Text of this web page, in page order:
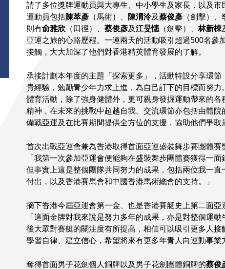
請了多位獎牌運動員與大專生、中小學生及家長，以及
運動員包括陳萃彥 （馬術）、 陳渭泠及蔡俊彥 （劍擊）、
則有俞雅欣 （田徑）、 蔡俊彥及江旻憓 （劍擊）、林新棟
亞運之旅的心路歷程。一連兩天的活動吸引超過500名參
接觸，大大加深了他們對香港精英體育發展的了解。
承接計劃本年度的主題「探索更多」，活動特設分享環
貴經驗，勉勵青少年力求上進，為自己訂下的目標而努
體育活動，除了強身健體外，更可親身發掘運動帶來的
精神，在未來的挑戰中超越自我。交流環節亦包括由體
備戰亞運及在比賽期間提供全方位的支援，協助他們爭取
首次出戰亞運會兼為香港取得首面亞運盛裝舞步賽團體賽
「我第一次參加亞運會便能夠在盛裝舞步團體賽獲得一面
但事實上這是整個團隊共同努力的成果，包括兩位我一直
付出，以及香港賽馬會和中國香港馬術總會的支持。」
摘下香港今屆亞運會第一金、也是香港賽艇史上第二面亞
「這面金牌對我來說是努力多年的成果，亦是對整個運
後大眾對賽艇的關注度有所提高，相信可以吸引更多人
學習自律、建立信心，希望將來有更多年青人向運動事業
奪得首面男子花劍個人銅牌以及男子花劍團體銅牌的蔡俊